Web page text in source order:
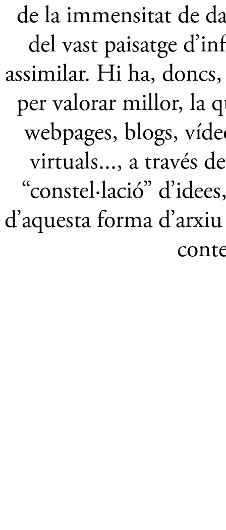
de la immensitat de
del vast paisatge
assimilar. Hi ha,
per valorar millor, la
webpages, blogs,
virtuals..., a través
“constel·lació”
d’aquesta forma